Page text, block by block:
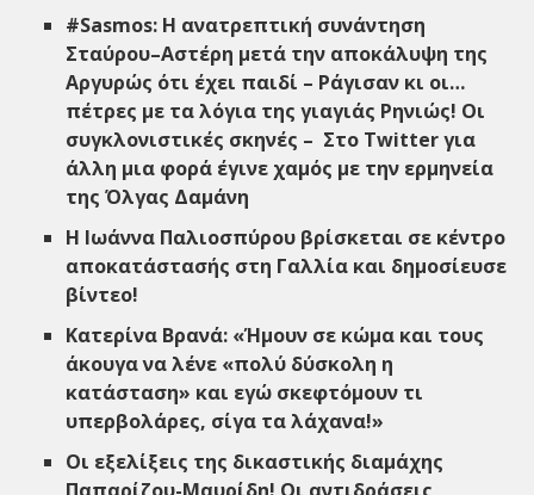
#Sasmos: H ανατρεπτική συνάντηση
Σταύρου–Αστέρη μετά την αποκάλυψη της
Αργυρώς ότι έχει παιδί – Ράγισαν κι οι…
πέτρες με τα λόγια της γιαγιάς Ρηνιώς! Οι
συγκλονιστικές σκηνές – Στο Twitter για
άλλη μια φορά έγινε χαμός με την ερμηνεία
της Όλγας Δαμάνη
Η Ιωάννα Παλιοσπύρου βρίσκεται σε κέντρο
αποκατάστασής στη Γαλλία και δημοσίευσε
βίντεο!
Κατερίνα Βρανά: «Ήμουν σε κώμα και τους
άκουγα να λένε «πολύ δύσκολη η
κατάσταση» και εγώ σκεφτόμουν τι
υπερβολάρες, σίγα τα λάχανα!»
Οι εξελίξεις της δικαστικής διαμάχης